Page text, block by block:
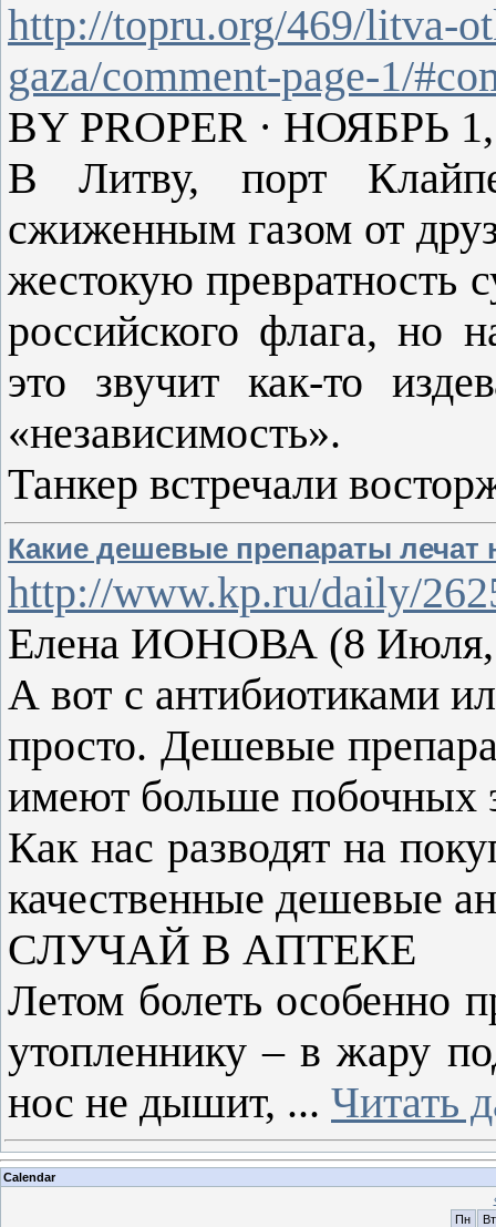
http://topru.org/469/litva-
gaza/comment-page-1/
BY PROPER · НОЯБРЬ
В Литву, порт
сжиженным газом от
жестокую превратность
российского флага, но
это звучит как-то
«независимость».
Танкер встречали
Какие дешевые препараты лечат
http://www.kp.ru/daily/
Елена ИОНОВА (8 Июля,
А вот с антибиотиками
просто. Дешевые
имеют больше побочных
Как нас разводят на
качественные дешевые
СЛУЧАЙ В АПТЕКЕ
Летом болеть особенно
утопленнику – в жару
нос не дышит, ... Читать
Calendar
Пн
Вт